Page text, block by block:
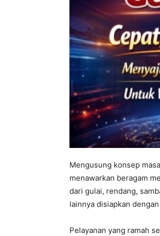
Mengusung konsep
menawarkan beragam
dari gulai, rendang,
lainnya disiapkan
Pelayanan yang ramah